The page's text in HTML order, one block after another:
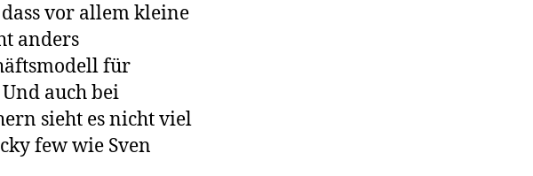
vor allem kleine
anders
für
auch bei
sieht es nicht viel
few wie Sven